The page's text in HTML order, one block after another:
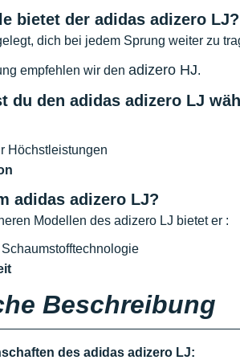
bietet der adidas adizero LJ?
dich bei jedem Sprung weiter zu
empfehlen wir den adizero HJ.
du den adidas adizero LJ
Höchstleistungen
adidas adizero LJ?
Modellen des adizero LJ bietet er :
Schaumstofftechnologie
Beschreibung
des adidas adizero LJ: